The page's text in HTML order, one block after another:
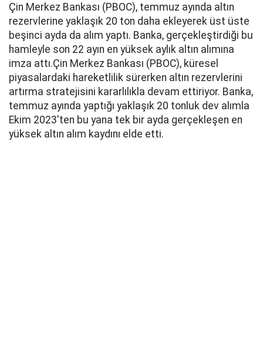
Çin Merkez Bankası (PBOC), temmuz ayında altın
rezervlerine yaklaşık 20 ton daha ekleyerek üst üste
beşinci ayda da alım yaptı. Banka, gerçekleştirdiği bu
hamleyle son 22 ayın en yüksek aylık altın alımına
imza attı.Çin Merkez Bankası (PBOC), küresel
piyasalardaki hareketlilik sürerken altın rezervlerini
artırma stratejisini kararlılıkla devam ettiriyor. Banka,
temmuz ayında yaptığı yaklaşık 20 tonluk dev alımla
Ekim 2023'ten bu yana tek bir ayda gerçekleşen en
yüksek altın alım kaydını elde etti.